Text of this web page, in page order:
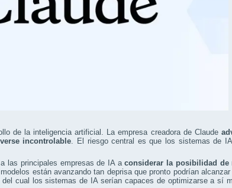
de la inteligencia artificial. La empresa creadora de Claude
incontrolable. El riesgo central es que los sistemas de
a las principales empresas de IA aconsiderar la posibilidad de
están avanzando tan deprisa que pronto podrían alcanzar
cual los sistemas de IA serían capaces de optimizarse a sí